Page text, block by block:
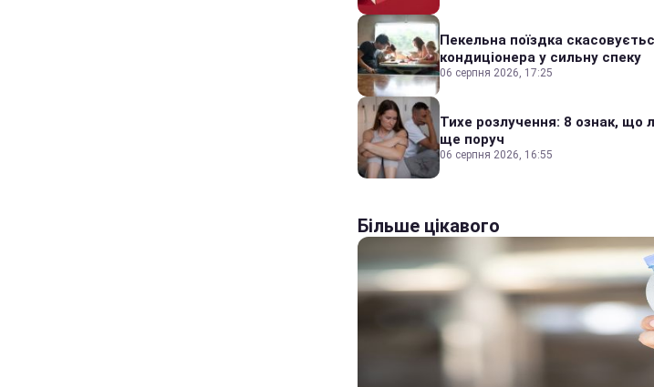
Пекельна поїздка
кондиціонера у сильну спеку
06 серпня 2026, 17:25
Тихе розлучення: 8 ознак, що
ще поруч
06 серпня 2026, 16:55
Більше цікавого